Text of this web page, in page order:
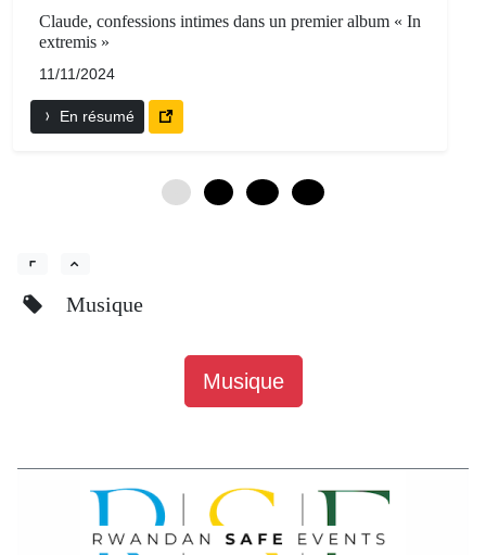
Claude, confessions intimes dans un premier album « In
extremis »
11/11/2024
En résumé
Musique
Musique